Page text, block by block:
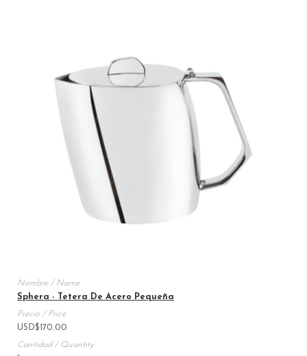
Sphera - Tetera De Acero Pequeña
USD$ 170.00